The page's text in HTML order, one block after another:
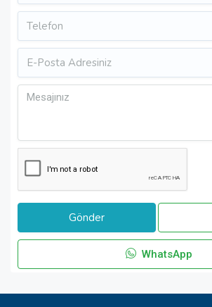
WhatsApp